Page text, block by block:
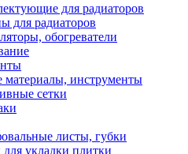
для радиаторов
для радиаторов
обогреватели
материалы, инструменты
сетки
листы, губки
укладки плитки